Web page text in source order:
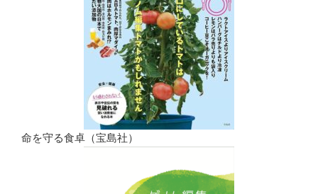
命を守る食卓（宝島社）